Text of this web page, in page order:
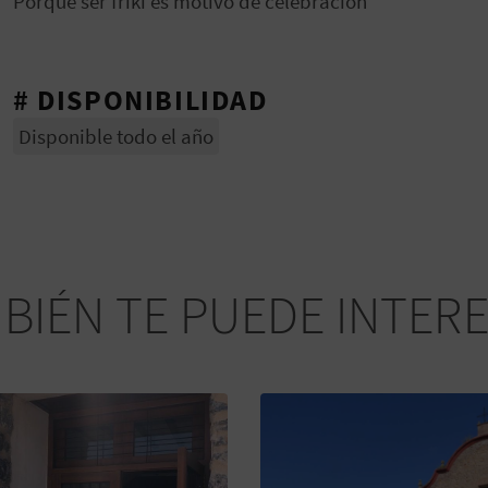
# DISPONIBILIDAD
Disponible todo el año
TE PUEDE